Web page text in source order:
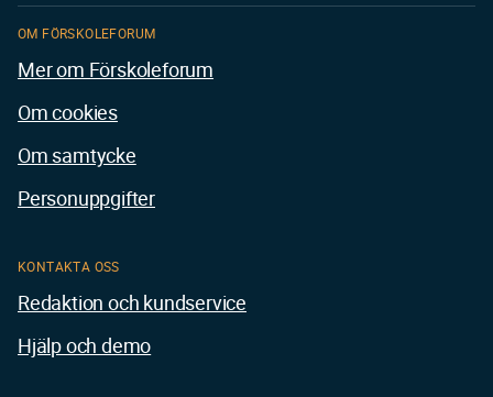
KONTAKTA OSS
Redaktion och kundservice
Hjälp och demo
OM FÖRSKOLEFORUM
Mer om Förskoleforum
Om cookies
Om samtycke
Personuppgifter